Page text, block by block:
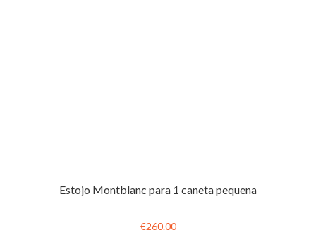
Estojo Montblanc para 1 caneta pequena
€260.00